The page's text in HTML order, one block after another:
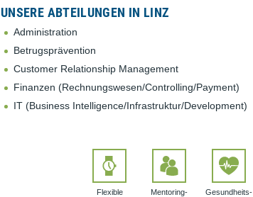
UNSERE ABTEILUNGEN IN LINZ
Administration
Betrugsprävention
Customer Relationship Management
Finanzen (Rechnungswesen/Controlling/Payment)
IT (Business Intelligence/Infrastruktur/Development)
Flexible
Mentoring-
Gesundheits­